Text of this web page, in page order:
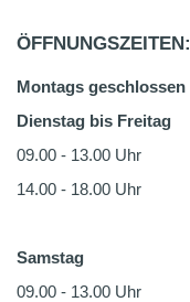
ÖFFNUNGSZEITEN:
Montags geschlossen
Dienstag bis Freitag
09.00 - 13.00 Uhr
14.00 - 18.00 Uhr
Samstag
09.00 - 13.00 Uhr